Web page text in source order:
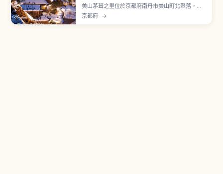
美山茅葺之里位於京都府南丹市美山町北聚落，約
有50戶其中39棟為茅葺屋頂民宅。現存最古老的建
物相傳建於江戶時代中期，屬「北山型民家」入母
京都府 →